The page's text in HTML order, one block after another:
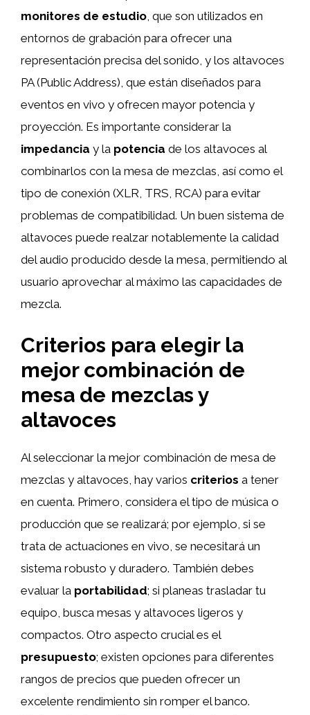
monitores de estudio, que son utilizados en
entornos de grabación para ofrecer una
representación precisa del sonido, y los altavoces
PA (Public Address), que están diseñados para
eventos en vivo y ofrecen mayor potencia y
proyección. Es importante considerar la
impedancia y la potencia de los altavoces al
combinarlos con la mesa de mezclas, así como el
tipo de conexión (XLR, TRS, RCA) para evitar
problemas de compatibilidad. Un buen sistema de
altavoces puede realzar notablemente la calidad
del audio producido desde la mesa, permitiendo al
usuario aprovechar al máximo las capacidades de
mezcla.
Criterios para elegir la
mejor combinación de
mesa de mezclas y
altavoces
Al seleccionar la mejor combinación de mesa de
mezclas y altavoces, hay varios criterios a tener
en cuenta. Primero, considera el tipo de música o
producción que se realizará; por ejemplo, si se
trata de actuaciones en vivo, se necesitará un
sistema robusto y duradero. También debes
evaluar la portabilidad; si planeas trasladar tu
equipo, busca mesas y altavoces ligeros y
compactos. Otro aspecto crucial es el
presupuesto; existen opciones para diferentes
rangos de precios que pueden ofrecer un
excelente rendimiento sin romper el banco.